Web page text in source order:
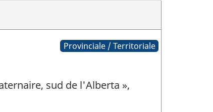
Provinciale / Territoriale
sud de l'Alberta »,